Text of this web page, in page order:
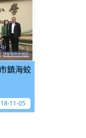
鎮海蛟
11-05